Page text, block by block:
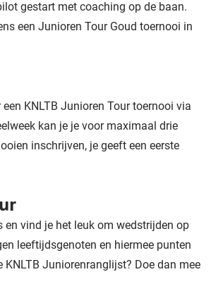
gestart met coaching op de baan.
een Junioren Tour Goud toernooi in
KNLTB Junioren Tour toernooi via
kan je je voor maximaal drie
inschrijven, je geeft een eerste
en vind je het leuk om wedstrijden op
leeftijdsgenoten en hiermee punten
KNLTB Juniorenranglijst? Doe dan mee